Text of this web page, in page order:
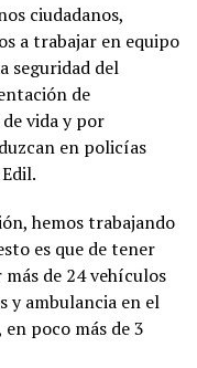
ciudadanos,
a trabajar en equipo
seguridad del
de
vida y por
en policías
hemos trabajando
es que de tener
de 24 vehículos
ambulancia en el
poco más de 3